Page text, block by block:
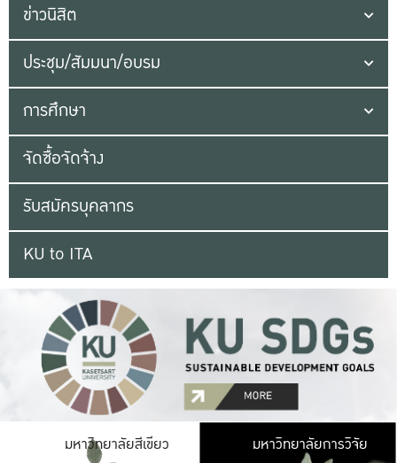
ข่าวนิสิต
ประชุม/สัมมนา/อบรม
การศึกษา
จัดซื้อจัดจ้าง
รับสมัครบุคลากร
KU to ITA
มหาวิทยาลัยสีเขียว มหาวิ
มหาวิทยาลัยการวิจัย